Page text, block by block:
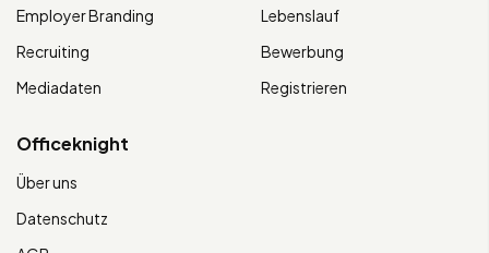
Employer Branding
Recruiting
Mediadaten
Lebenslauf
Bewerbung
Registrieren
Officeknight
Über uns
Datenschutz